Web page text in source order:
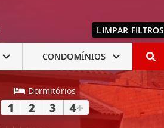
LIMPAR FILTROS
CONDOMÍNIOS
Dormitórios
1 2 3 4+